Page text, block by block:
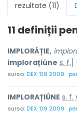
rezultate (11)
11 definiții
IMPLORÁȚIE,
implorațiúne s. f.
sursa:DEX '09 2009
IMPLORAȚIÚNE s. f.
sursa:DEX '09 2009